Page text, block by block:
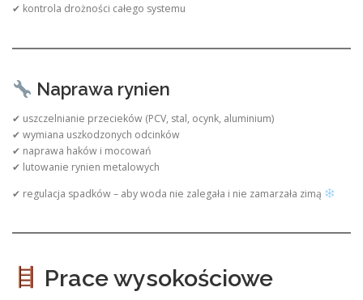
✔ kontrola drożności całego systemu
Naprawa rynien
✔ uszczelnianie przecieków (PCV, stal, ocynk, aluminium)
✔ wymiana uszkodzonych odcinków
✔ naprawa haków i mocowań
✔ lutowanie rynien metalowych
✔ regulacja spadków – aby woda nie zalegała i nie zamarzała zimą
Prace wysokościowe